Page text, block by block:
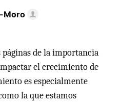
Moro
de la importancia
el crecimiento de
es especialmente
la que estamos